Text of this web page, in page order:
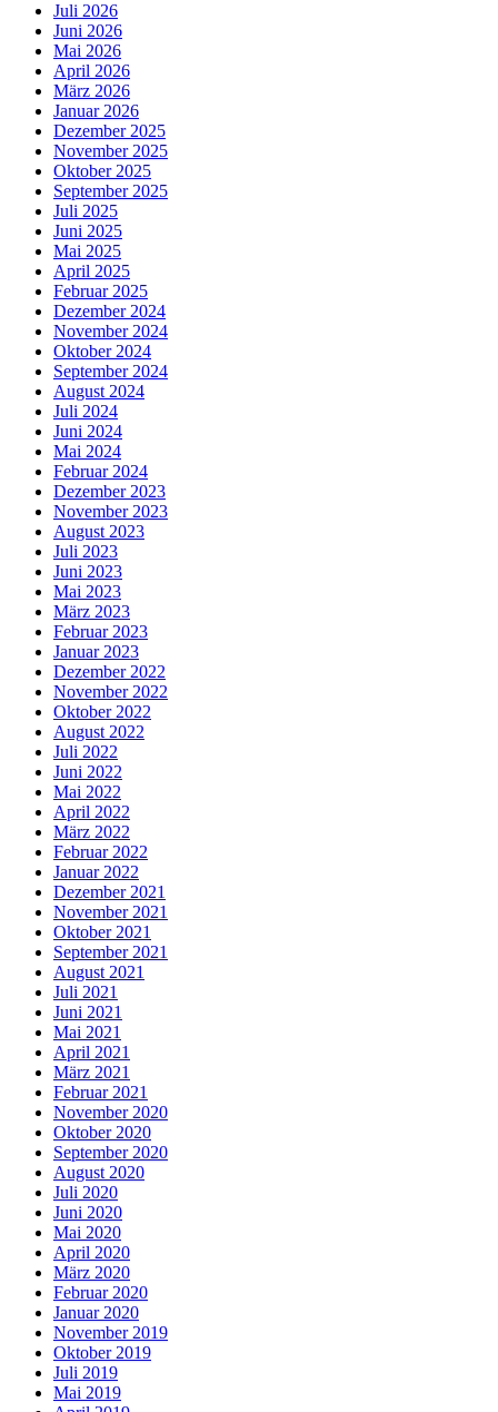
Juli 2026
Juni 2026
Mai 2026
April 2026
März 2026
Januar 2026
Dezember 2025
November 2025
Oktober 2025
September 2025
Juli 2025
Juni 2025
Mai 2025
April 2025
Februar 2025
Dezember 2024
November 2024
Oktober 2024
September 2024
August 2024
Juli 2024
Juni 2024
Mai 2024
Februar 2024
Dezember 2023
November 2023
August 2023
Juli 2023
Juni 2023
Mai 2023
März 2023
Februar 2023
Januar 2023
Dezember 2022
November 2022
Oktober 2022
August 2022
Juli 2022
Juni 2022
Mai 2022
April 2022
März 2022
Februar 2022
Januar 2022
Dezember 2021
November 2021
Oktober 2021
September 2021
August 2021
Juli 2021
Juni 2021
Mai 2021
April 2021
März 2021
Februar 2021
November 2020
Oktober 2020
September 2020
August 2020
Juli 2020
Juni 2020
Mai 2020
April 2020
März 2020
Februar 2020
Januar 2020
November 2019
Oktober 2019
Juli 2019
Mai 2019